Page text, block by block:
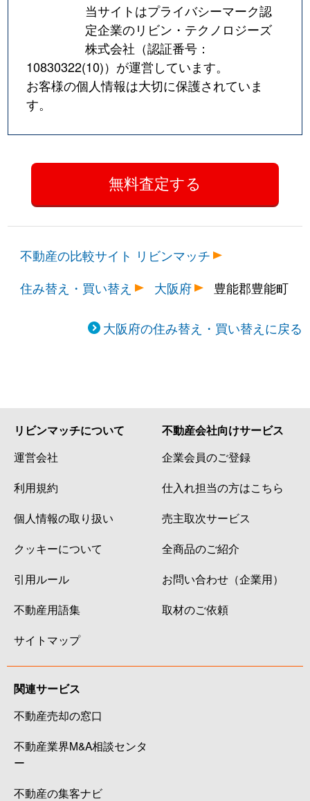
当サイトはプライバシーマーク認
定企業のリビン・テクノロジーズ
株式会社（認証番号：
10830322(10)）が運営しています。
お客様の個人情報は大切に保護されていま
す。
不動産の比較サイト リビンマッチ
住み替え・買い替え
大阪府 豊能郡豊能町
大阪府の住み替え・買い替えに戻る
リビンマッチについて
運営会社
利用規約
個人情報の取り扱い
クッキーについて
引用ルール
不動産用語集
サイトマップ
不動産会社向けサービス
企業会員のご登録
仕入れ担当の方はこちら
売主取次サービス
全商品のご紹介
お問い合わせ（企業用）
取材のご依頼
関連サービス
不動産売却の窓口
不動産業界M&A相談センタ
ー
不動産の集客ナビ